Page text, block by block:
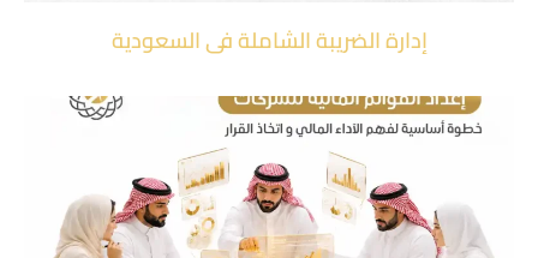
إدارة الضريبة الشاملة في السعودية